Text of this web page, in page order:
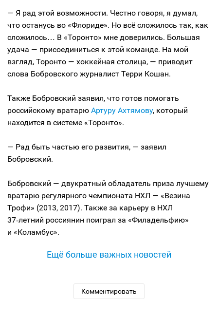
— Я рад этой возможности. Честно говоря, я думал,
что останусь во «Флориде». Но всё сложилось так, как
сложилось… В «Торонто» мне доверились. Большая
удача — присоединиться к этой команде. На мой
взгляд, Торонто — хоккейная столица, — приводит
слова Бобровского журналист Терри Кошан.
Также Бобровский заявил, что готов помогать
российскому вратарю Артуру Ахтямову, который
находится в системе «Торонто».
— Рад быть частью его развития, — заявил
Бобровский.
Бобровский — двукратный обладатель приза лучшему
вратарю регулярного чемпионата НХЛ — «Везина
Трофи» (2013, 2017). Также за карьеру в НХЛ
37‑летний россиянин поиграл за «Филадельфию»
и «Коламбус».
Ещё больше важных новостей
Комментировать